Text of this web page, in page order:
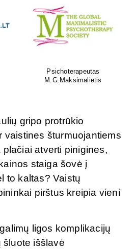
Psichoterapeutas
M.G.Maksimalietis
gripo protrūkio
vaistines šturmuojantiems
atverti pinigines,
staiga šovė į
to kaltas? Vaistų
pirštus kreipia vieni
ligos komplikacijų
šluote iššlavė